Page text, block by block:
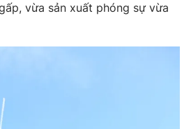
vừa sản xuất phóng sự vừa